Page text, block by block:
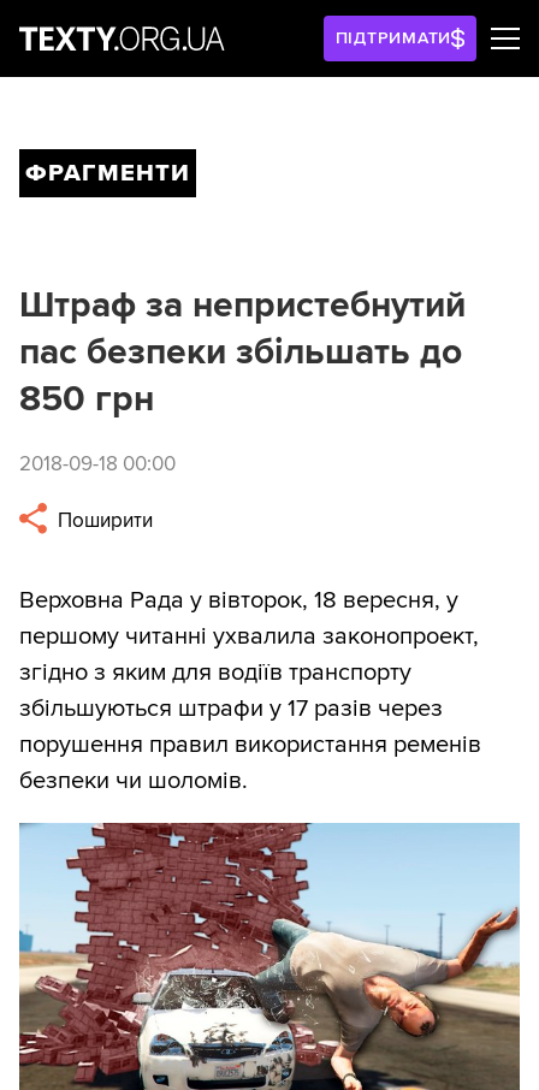
ПІДТРИМАТИ
ФРАГМЕНТИ
Штраф за непристебнутий
пас безпеки збільшать до
850 грн
2018-09-18 00:00
Поширити
Верховна Рада у вівторок, 18 вересня, у
першому читанні ухвалила законопроект,
згідно з яким для водіїв транспорту
збільшуються штрафи у 17 разів через
порушення правил використання ременів
безпеки чи шоломів.